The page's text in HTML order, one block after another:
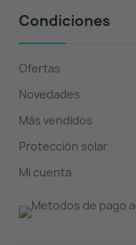
Condiciones
Ofertas
Novedades
Más vendidos
Protección solar
Mi cuenta